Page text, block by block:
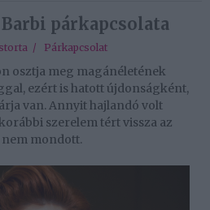
párkapcsolata
/ Párkapcsolat
osztja meg magánéletének
ezért is hatott újdonságként,
van. Annyit hajlandó volt
szerelem tért vissza az
nem mondott.